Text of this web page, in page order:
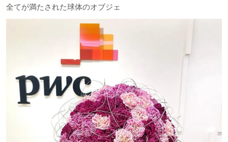
全てが満たされた球体のオブジェ